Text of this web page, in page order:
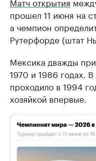
прошел 11 июня на
а чемпион
Рутерфорде (штат
Мексика дважды
1970 и 1986 годах.
проходило в 1994
хозяйкой впервые.